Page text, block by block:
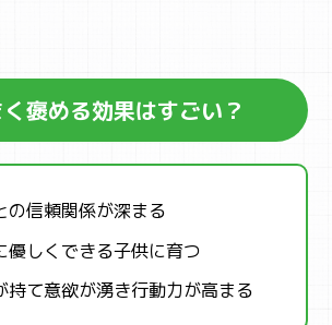
褒める効果はすごい？
の信頼関係が深まる
優しくできる子供に育つ
持て意欲が湧き行動力が高まる